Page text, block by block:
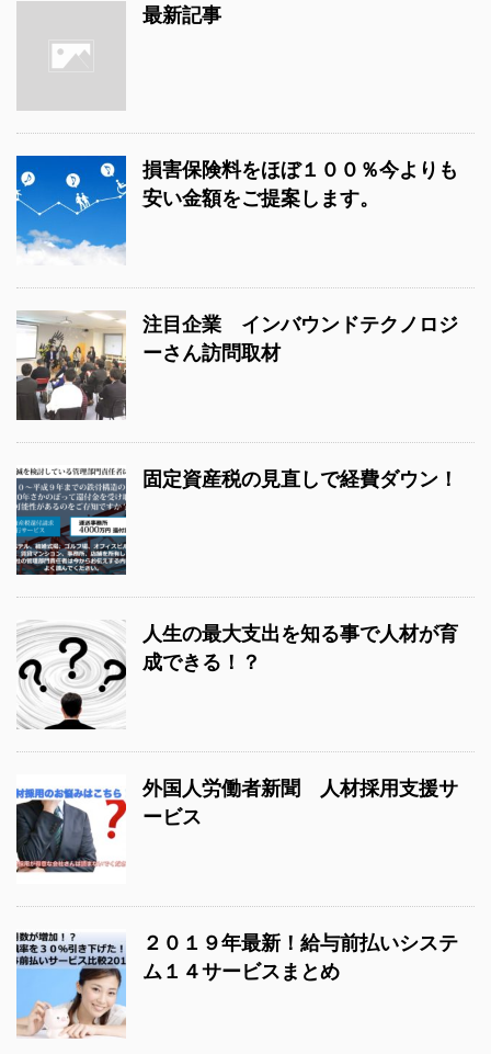
最新記事
損害保険料をほぼ１００％今よりも
安い金額をご提案します。
注目企業 インバウンドテクノロジ
ーさん訪問取材
固定資産税の見直しで経費ダウン！
人生の最大支出を知る事で人材が育
成できる！？
外国人労働者新聞 人材採用支援サ
ービス
２０１９年最新！給与前払いシステ
ム１４サービスまとめ